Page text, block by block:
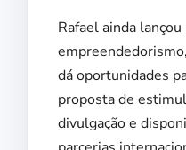
Rafael ainda
dá oportunidades
proposta de
divulgação e